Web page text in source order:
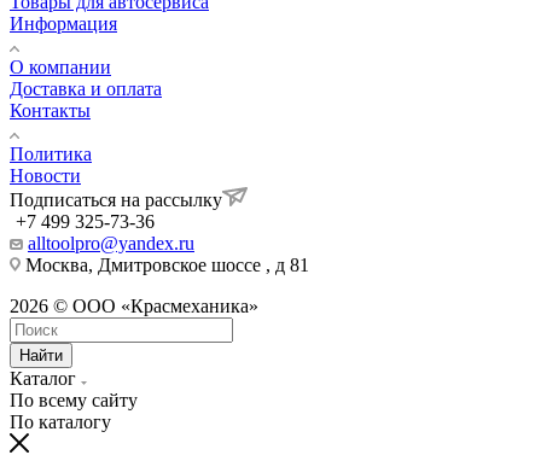
Информация
О компании
Доставка и оплата
Контакты
Политика
Новости
Подписаться на рассылку
+7 499 325-73-36
alltoolpro@yandex.ru
Москва, Дмитровское шоссе , д 81
2026 © ООО «Красмеханика»
Найти
Каталог
По всему сайту
По каталогу